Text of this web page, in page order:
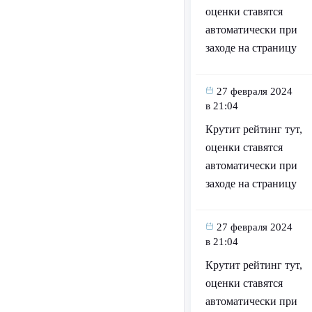
оценки ставятся
автоматически при
заходе на страницу
27 февраля 2024
в 21:04
Крутит рейтинг тут,
оценки ставятся
автоматически при
заходе на страницу
27 февраля 2024
в 21:04
Крутит рейтинг тут,
оценки ставятся
автоматически при